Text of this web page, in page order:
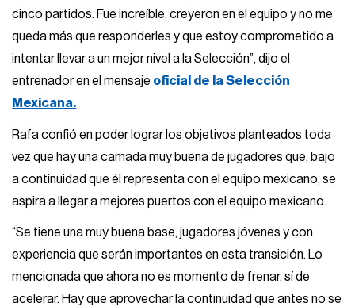
cinco partidos. Fue increíble, creyeron en el equipo y no me
queda más que responderles y que estoy comprometido a
intentar llevar a un mejor nivel a la Selección”, dijo el
entrenador en el mensaje oficial de la Selección
Mexicana.
Rafa confió en poder lograr los objetivos planteados toda
vez que hay una camada muy buena de jugadores que, bajo
a continuidad que él representa con el equipo mexicano, se
aspira a llegar a mejores puertos con el equipo mexicano.
“Se tiene una muy buena base, jugadores jóvenes y con
experiencia que serán importantes en esta transición. Lo
mencionada que ahora no es momento de frenar, sí de
acelerar. Hay que aprovechar la continuidad que antes no se